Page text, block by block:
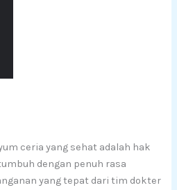
ceria yang sehat adalah hak
dengan penuh rasa
yang tepat dari tim dokter